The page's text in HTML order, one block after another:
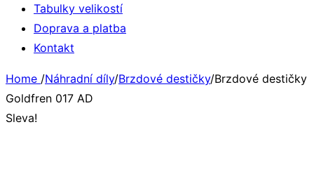
Tabulky velikostí
Doprava a platba
Kontakt
Home /Náhradní díly/Brzdové destičky/Brzdové destičky
Goldfren 017 AD
Sleva!